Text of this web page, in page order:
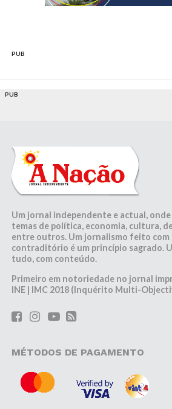
PUB
PUB
Um jornal independente e actual, onde
temas de política, economia, cultura,
entre outros. Um jornalismo feito com
contraditório é um princípio sagrado.
tudo, com conteúdo.
Primeiro em notoriedade no jornal
INE | IMC 2018 (Inquérito Multi-
MÉTODOS DE PAGAMENTO